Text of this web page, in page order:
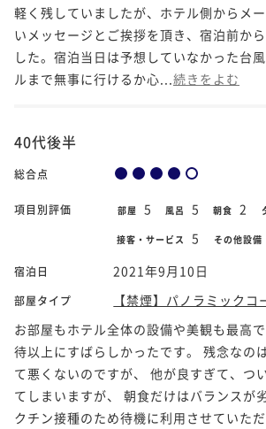
軽く残していましたが、ホテル側からメ
いメッセージとご挨拶を頂き、宿泊前か
した。宿泊当日は予想していなかった台
ルまで無事に行けるか心... 続きをよむ
40代後半
総合点
項目別評価 部屋 5 風呂 5 朝食 2
接客・サービス 5 その他設備
宿泊日 2021年9月10日
部屋タイプ
【禁煙】パノラミックコ
お部屋もホテル全体の設備や美観も最高
待以上にすばらしかったです。 残念なの
て悪くないのですが、 他が良すぎて、つ
てしまいますが、 朝食だけはバランスが
クチン接種のため待機に利用させていた